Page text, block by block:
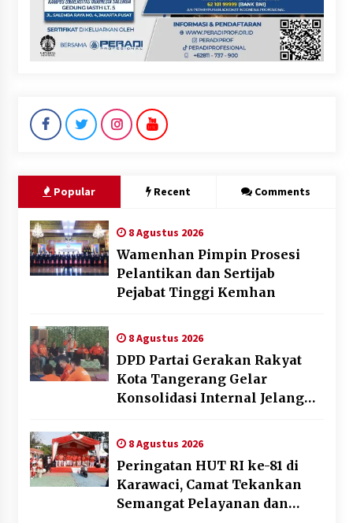
Popular Recent Comments
8 Agustus 2026
Wamenhan Pimpin Prosesi
Pelantikan dan Sertijab
Pejabat Tinggi Kemhan
8 Agustus 2026
DPD Partai Gerakan Rakyat
Kota Tangerang Gelar
Konsolidasi Internal Jelang
8 Agustus 2026
Peringatan HUT RI ke-81 di
Karawaci, Camat Tekankan
Semangat Pelayanan dan